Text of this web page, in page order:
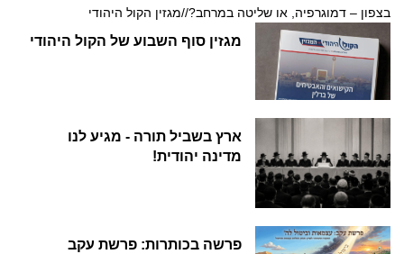
בצפון – דמוגרפיה, או שליטה במרחב?//מגזין הקול היהודי
מגזין סוף השבוע של הקול היהודי
ארץ בשביל תורה - מגיע לנו
מדינה יהודית!
פרשה בכותרות: פרשת עקב